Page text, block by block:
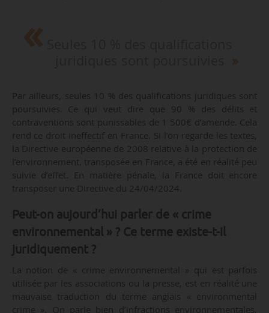
Par ailleurs, seules 10 % des qualifications juridiques sont
poursuivies. Ce qui veut dire que 90 % des délits et
contraventions sont punissables de 1 500€ d’amende. Cela
rend ce droit ineffectif en France. Si l’on regarde les textes,
la Directive européenne de 2008 relative à la protection de
l’environnement, transposée en France, a été en réalité peu
suivie d’effet. En matière pénale, la France doit encore
transposer une Directive du 24/04/2024.
Peut-on aujourd’hui parler de « crime
environnemental » ? Ce terme existe-t-il
juridiquement ?
La notion de « crime environnemental » qui est parfois
utilisée par les associations ou la presse, est en réalité une
mauvaise traduction du terme anglais « environmental
crime ». On parle bien d’infractions environnementales,